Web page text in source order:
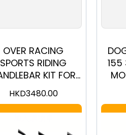
OVER RACING
SPORTS RIDING
KIT FOR
2019~ BLACK #55-
351-11B
HKD3480.00
155